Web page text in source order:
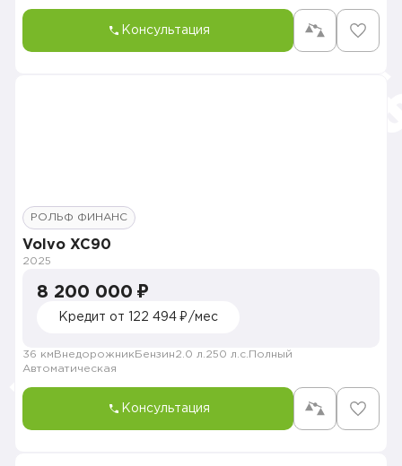
Консультация
РОЛЬФ ФИНАНС
Volvo XC90
2025
8 200 000 ₽
Кредит от 122 494 ₽/мес
36 км Внедорожник Бензин2.0 л. 250 л.с. Полный
Автоматическая
Консультация